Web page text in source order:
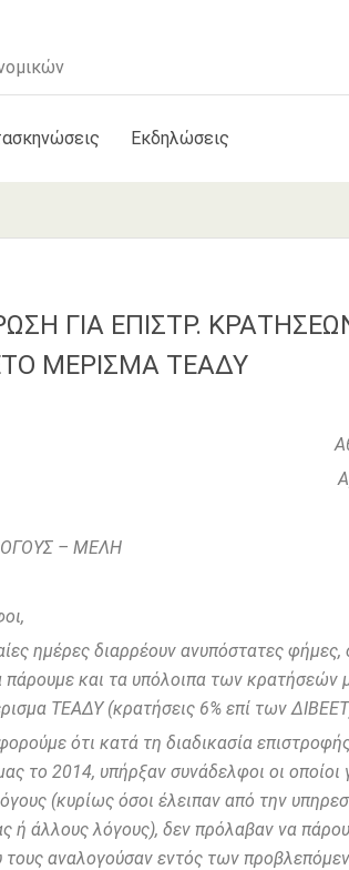
Εκδηλώσεις
ΓΙΑ ΕΠΙΣΤΡ.
ΜΕΡΙΣΜΑ ΤΕΑΔΥ
– ΜΕΛΗ
ημέρες διαρρέουν ανυπόστατες φήμες,
πάρουμε και τα υπόλοιπα των κρατήσεών
ΤΕΑΔΥ (κρατήσεις 6% επί των
ότι κατά τη διαδικασία
το 2014, υπήρξαν συνάδελφοι οι οποίοι
(κυρίως όσοι έλειπαν από την
ή άλλους λόγους), δεν πρόλαβαν να
τους αναλογούσαν εντός των